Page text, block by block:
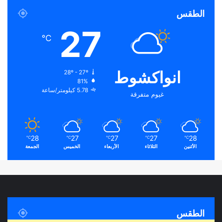
الطقس
انواكشوط
غيوم متفرقة
27
℃
28º - 27º
81%
5.78 كيلومتر/ساعة
28
℃
الأثنين
27
℃
الثلاثاء
27
℃
الأربعاء
27
℃
الخميس
28
℃
الجمعة
الطقس